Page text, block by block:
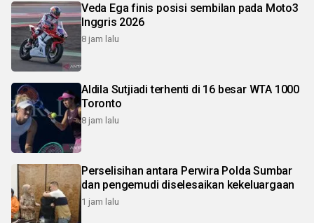
Veda Ega finis posisi sembilan pada Moto3
Inggris 2026
8 jam lalu
Aldila Sutjiadi terhenti di 16 besar WTA 1000
Toronto
8 jam lalu
Perselisihan antara Perwira Polda Sumbar
dan pengemudi diselesaikan kekeluargaan
1 jam lalu